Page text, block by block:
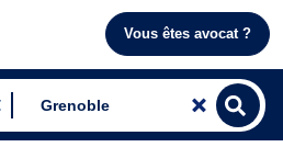
Vous êtes avocat ?